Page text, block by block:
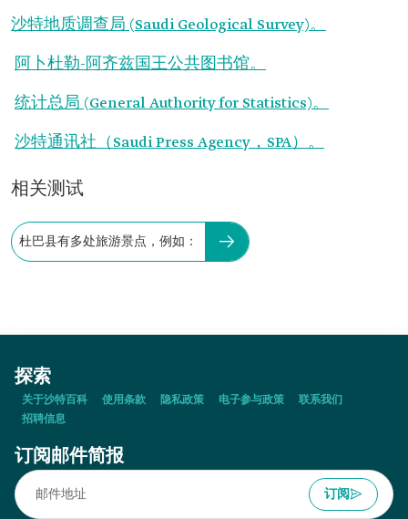
沙特地质调查局 (Saudi Geological Survey)。
阿卜杜勒-阿齐兹国王公共图书馆。
统计总局 (General Authority for Statistics)。
沙特通讯社（Saudi Press Agency，SPA）。
相关测试
杜巴县有多处旅游景点，例如：
探索
关于沙特百科 使用条款 隐私政策 电子参与政策
联系我们
招聘信息
订阅邮件简报
订阅